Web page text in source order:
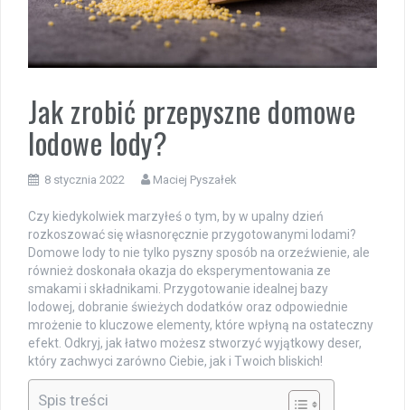
Jak zrobić przepyszne domowe
lodowe lody?
8 stycznia 2022 Maciej Pyszałek
Czy kiedykolwiek marzyłeś o tym, by w upalny dzień
rozkoszować się własnoręcznie przygotowanymi lodami?
Domowe lody to nie tylko pyszny sposób na orzeźwienie, ale
również doskonała okazja do eksperymentowania ze
smakami i składnikami. Przygotowanie idealnej bazy
lodowej, dobranie świeżych dodatków oraz odpowiednie
mrożenie to kluczowe elementy, które wpłyną na ostateczny
efekt. Odkryj, jak łatwo możesz stworzyć wyjątkowy deser,
który zachwyci zarówno Ciebie, jak i Twoich bliskich!
Spis treści